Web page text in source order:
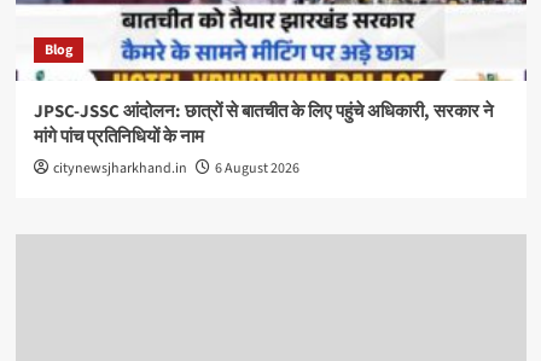
Blog
JPSC-JSSC आंदोलन: छात्रों से बातचीत के लिए पहुंचे अधिकारी, सरकार ने
मांगे पांच प्रतिनिधियों के नाम
citynewsjharkhand.in 6 August 2026